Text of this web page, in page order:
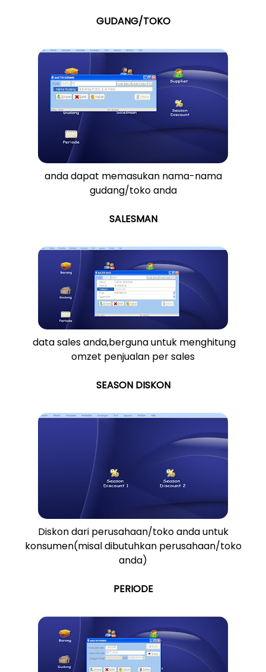
GUDANG/TOKO
anda dapat memasukan nama-nama
gudang/toko anda
SALESMAN
data sales anda,berguna untuk menghitung
omzet penjualan per sales
SEASON DISKON
Diskon dari perusahaan/toko anda untuk
konsumen(misal dibutuhkan perusahaan/toko
anda)
PERIODE